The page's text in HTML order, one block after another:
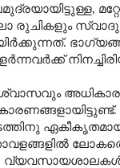
,
രുചികളും